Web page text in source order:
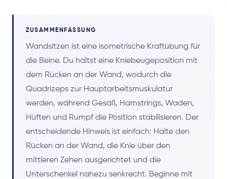
ZUSAMMENFASSUNG
Wandsitzen ist eine isometrische Kraftübung für
die Beine. Du hältst eine Kniebeugeposition mit
dem Rücken an der Wand, wodurch die
Quadrizeps zur Hauptarbeitsmuskulatur
werden, während Gesäß, Hamstrings, Waden,
Hüften und Rumpf die Position stabilisieren. Der
entscheidende Hinweis ist einfach: Halte den
Rücken an der Wand, die Knie über den
mittleren Zehen ausgerichtet und die
Unterschenkel nahezu senkrecht. Beginne mit